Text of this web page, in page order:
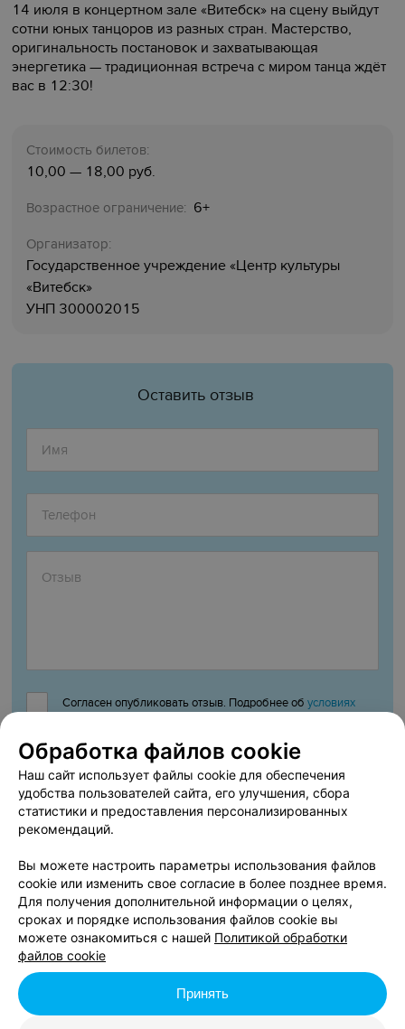
14 июля в концертном зале «Витебск» на сцену выйдут
сотни юных танцоров из разных стран. Мастерство,
оригинальность постановок и захватывающая
энергетика — традиционная встреча с миром танца ждёт
вас в 12:30!
Стоимость билетов:
10,00 — 18,00 руб.
Возрастное ограничение: 6+
Организатор:
Государственное учреждение «Центр культуры
«‎Витебск»‎
УНП 300002015
Оставить отзыв
Согласен опубликовать отзыв. Подробнее обусловиях
прав
Добавить отзыв
Нажимая кнопку «Добавить отзыв», вы принимаетеусловия
Пользовательского соглашения
afisha.relax.by представляет вашему вниманию
«Международный танцевальный проект «Dream Dance Fest»». У
нас вы можете ознакомиться с отзывами, кратким описанием,
стоимостью входа, оставить свой отзыв и проголосовать за
него. Также вы можете посмотреть фото и получить
Обработка файлов cookie
Наш сайт использует файлы cookie для обеспечения
удобства пользователей сайта, его улучшения, сбора
статистики и предоставления персонализированных
рекомендаций.
Вы можете настроить параметры использования файлов
cookie или изменить свое согласие в более позднее время.
Для получения дополнительной информации о целях,
сроках и порядке использования файлов cookie вы
можете ознакомиться с нашей Политикой обработки
файлов cookie
Принять